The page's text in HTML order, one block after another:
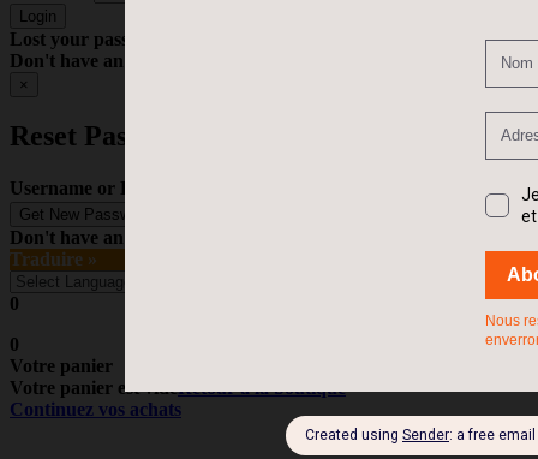
Lost your password?
Don't have an account
×
Reset Password
Username or E-mail:
Don't have an account
Traduire »
0
0
Votre panier
Votre panier est videRetour à la boutique
Continuez vos achats